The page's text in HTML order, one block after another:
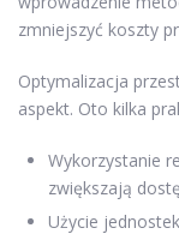
zmniejszyć koszty
Optymalizacja
aspekt. Oto kilka
Wykorzystanie
zwiększają
Użycie